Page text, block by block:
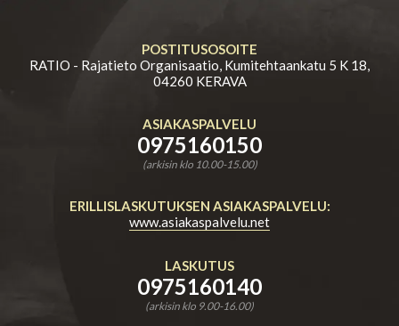
POSTITUSOSOITE
RATIO - Rajatieto Organisaatio, Kumitehtaankatu 5 K 18,
04260 KERAVA
ASIAKASPALVELU
0975160150
(arkisin klo 10.00-15.00)
ERILLISLASKUTUKSEN ASIAKASPALVELU:
www.asiakaspalvelu.net
LASKUTUS
0975160140
(arkisin klo 9.00-16.00)